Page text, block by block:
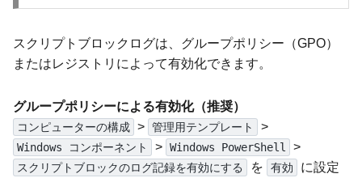
スクリプトブロックログは、グループポリシー（GPO）
またはレジストリによって有効化できます。
グループポリシーによる有効化（推奨）
コンピューターの構成 > 管理用テンプレート >
Windows コンポーネント > Windows PowerShell >
スクリプトブロックのログ記録を有効にする を 有効 に設定